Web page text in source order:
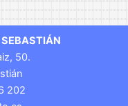
50.
202